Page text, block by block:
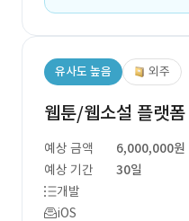
유사도 높음 외주
웹툰/웹소설 플랫
예상 금액
6,000,000원
예상 기간
30일
개발
iOS